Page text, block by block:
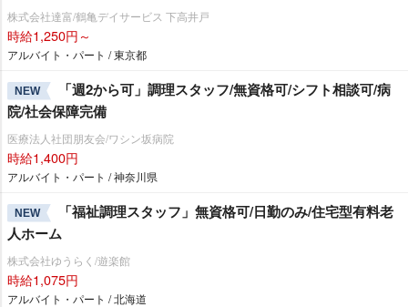
株式会社達富/鶴亀デイサービス 下高井戸
時給1,250円～
アルバイト・パート / 東京都
NEW
「週2から可」調理スタッフ/無資格可/シフト相談可/病
院/社会保障完備
医療法人社団朋友会/ワシン坂病院
時給1,400円
アルバイト・パート / 神奈川県
NEW
「福祉調理スタッフ」無資格可/日勤のみ/住宅型有料老
人ホーム
株式会社ゆうらく/遊楽館
時給1,075円
アルバイト・パート / 北海道